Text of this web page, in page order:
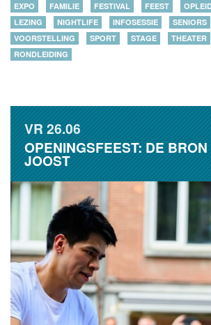
EXPO
FAMILIE FESTIVAL FEEST
LEZING
NIGHTLIFE INFOSESSIE SENIORS
VOORSTELLING
SPORT STAGE THEATER
RONDLEIDING
VR26.06
OPENINGSFEEST: DE
JOOST